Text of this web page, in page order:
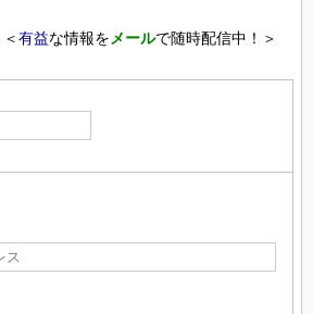
＜有益な情報を メールで随時配信中！＞